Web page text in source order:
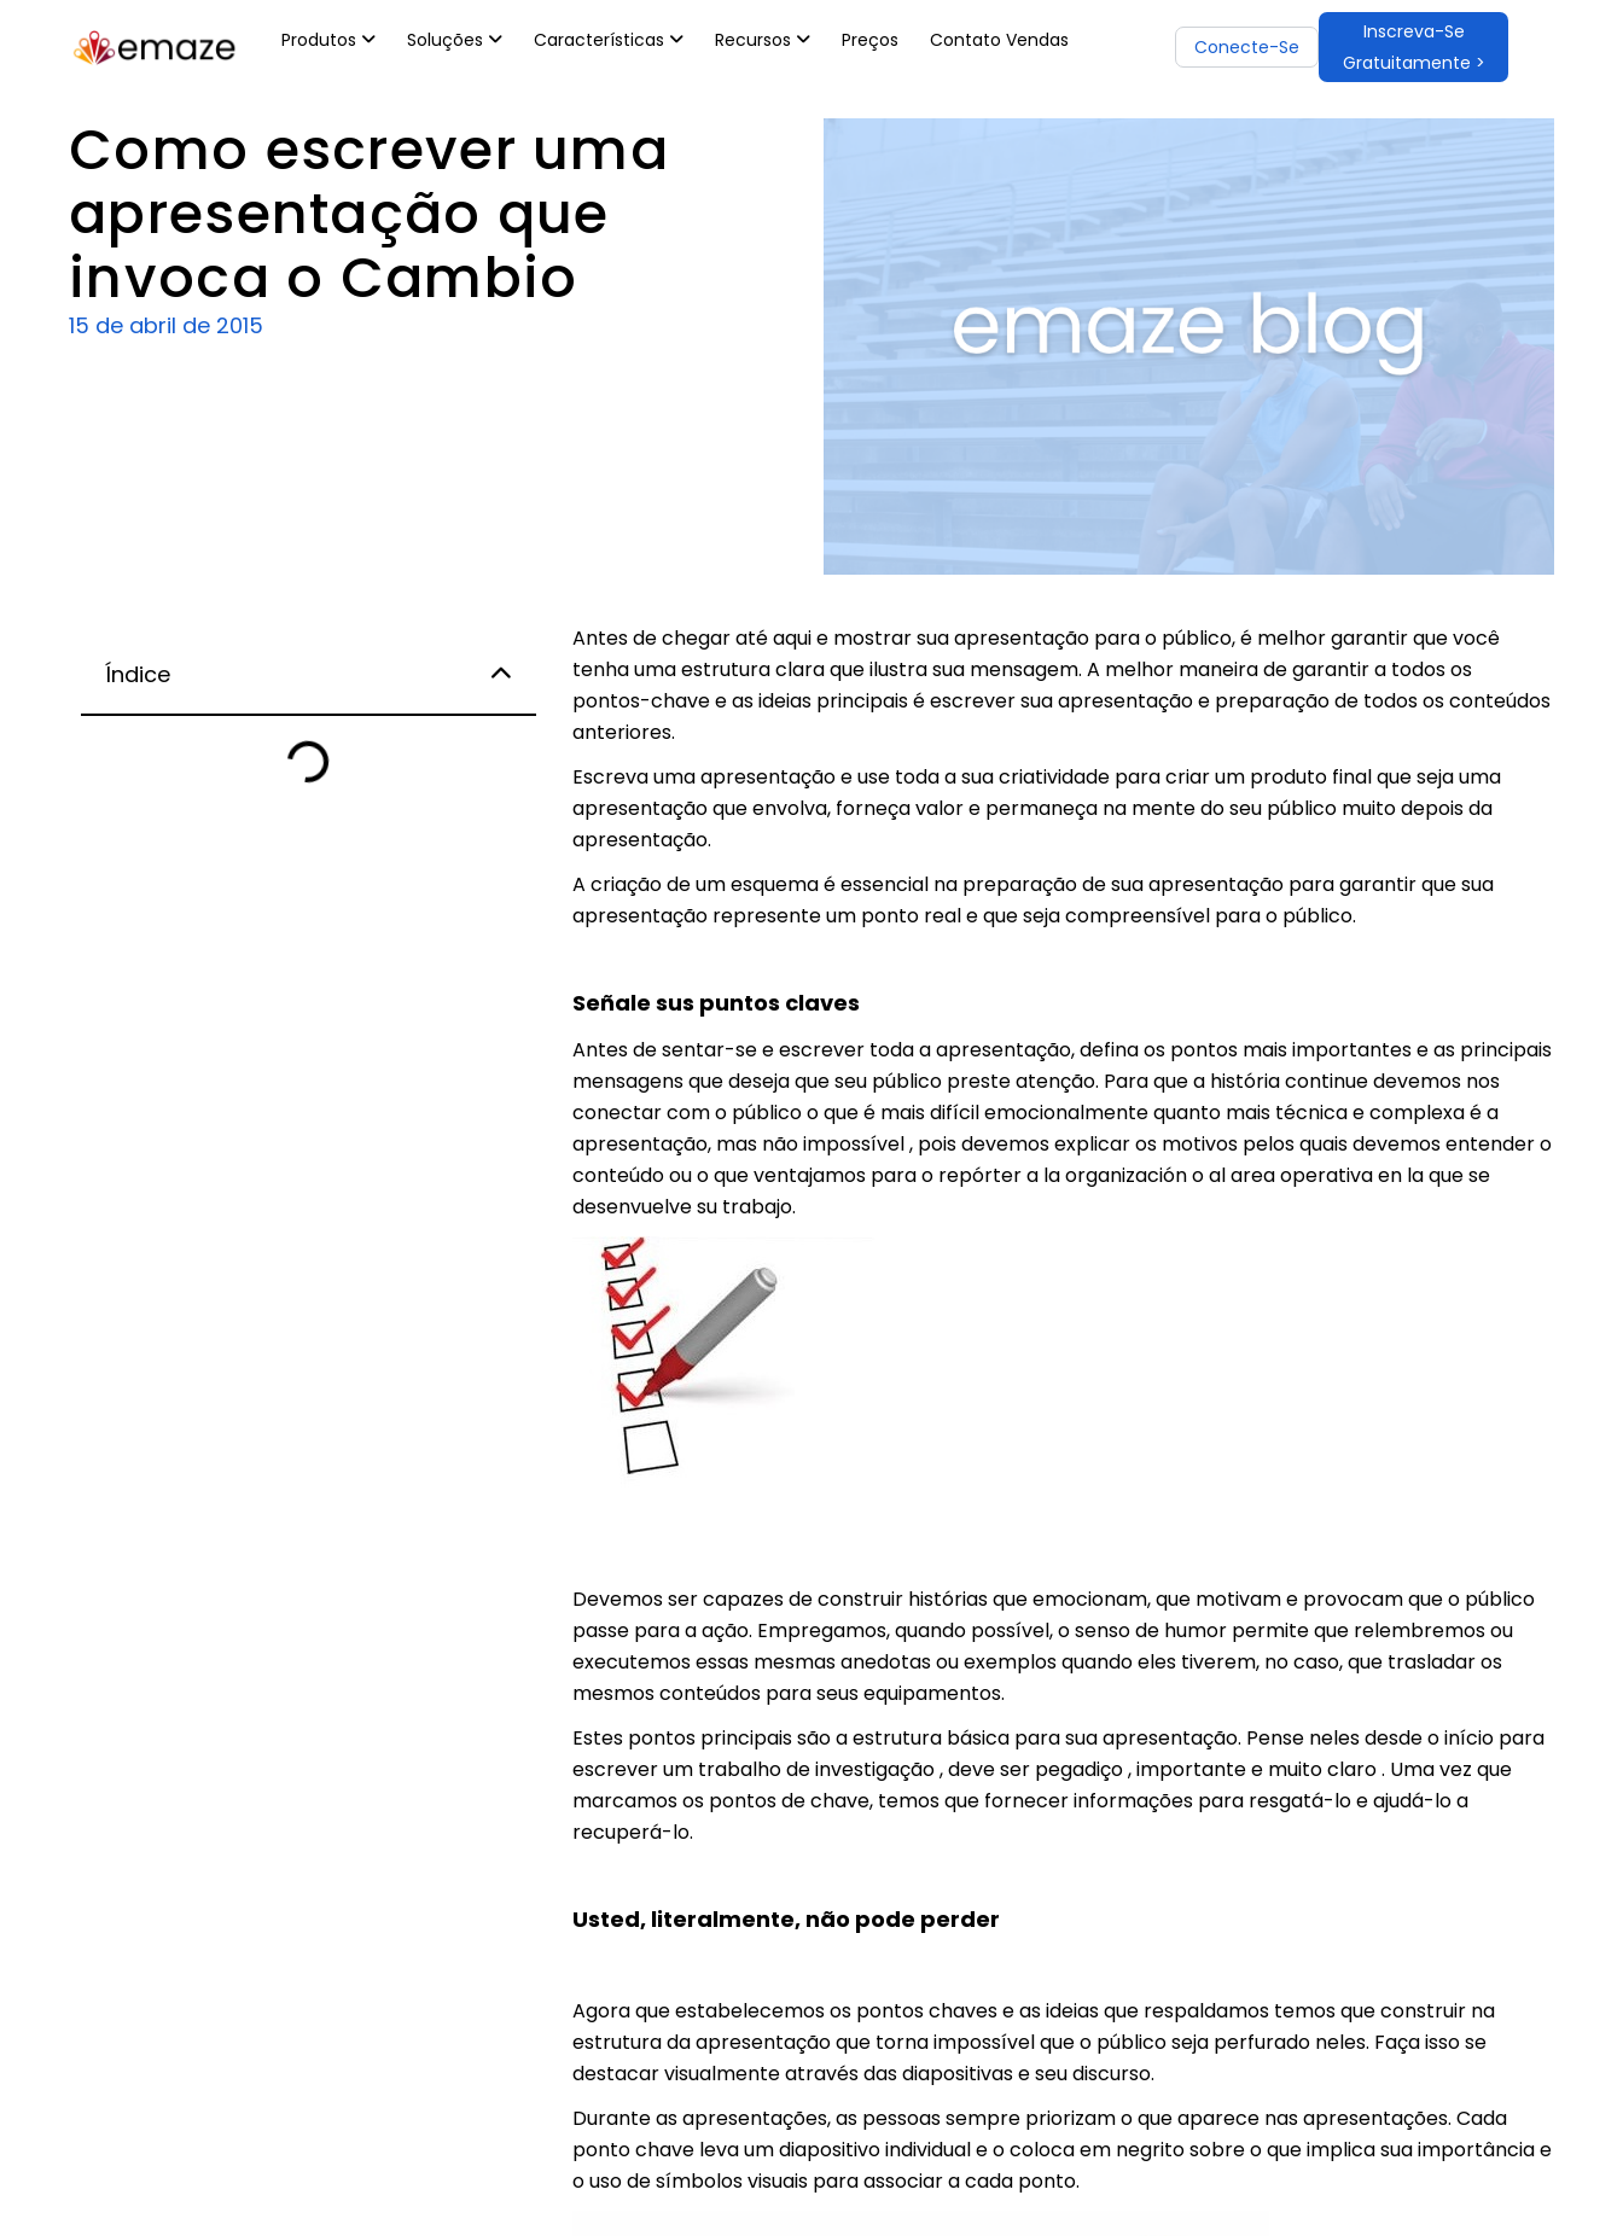
Produtos Soluções Características Recursos Preços Contato Vendas Conecte-Se
Inscreva-Se
Gratuitamente >
Como escrever uma
apresentação que
invoca o Cambio
15 de abril de 2015
Índice
Antes de chegar até aqui e mostrar sua apresentação para o público, é melhor garantir que você
tenha uma estrutura clara que ilustra sua mensagem. A melhor maneira de garantir a todos os
pontos-chave e as ideias principais é escrever sua apresentação e preparação de todos os conteúdos
anteriores.
Escreva uma apresentação e use toda a sua criatividade para criar um produto final que seja uma
apresentação que envolva, forneça valor e permaneça na mente do seu público muito depois da
apresentação.
A criação de um esquema é essencial na preparação de sua apresentação para garantir que sua
apresentação represente um ponto real e que seja compreensível para o público.
Señale sus puntos claves
Antes de sentar-se e escrever toda a apresentação, defina os pontos mais importantes e as principais
mensagens que deseja que seu público preste atenção. Para que a história continue devemos nos
conectar com o público o que é mais difícil emocionalmente quanto mais técnica e complexa é a
apresentação, mas não impossível , pois devemos explicar os motivos pelos quais devemos entender o
conteúdo ou o que ventajamos para o repórter a la organización o al area operativa en la que se
desenvuelve su trabajo.
Devemos ser capazes de construir histórias que emocionam, que motivam e provocam que o público
passe para a ação. Empregamos, quando possível, o senso de humor permite que relembremos ou
executemos essas mesmas anedotas ou exemplos quando eles tiverem, no caso, que trasladar os
mesmos conteúdos para seus equipamentos.
Estes pontos principais são a estrutura básica para sua apresentação. Pense neles desde o início para
escrever um trabalho de investigação , deve ser pegadiço , importante e muito claro . Uma vez que
marcamos os pontos de chave, temos que fornecer informações para resgatá-lo e ajudá-lo a
recuperá-lo.
Usted, literalmente, não pode perder
Agora que estabelecemos os pontos chaves e as ideias que respaldamos temos que construir na
estrutura da apresentação que torna impossível que o público seja perfurado neles. Faça isso se
destacar visualmente através das diapositivas e seu discurso.
Durante as apresentações, as pessoas sempre priorizam o que aparece nas apresentações. Cada
ponto chave leva um diapositivo individual e o coloca em negrito sobre o que implica sua importância e
o uso de símbolos visuais para associar a cada ponto.